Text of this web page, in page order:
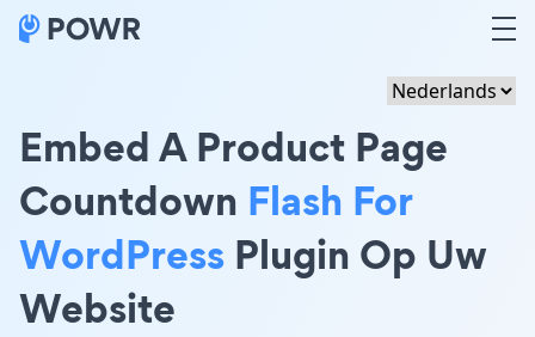
Embed A Product Page
Countdown Flash For
WordPress Plugin Op Uw
Website